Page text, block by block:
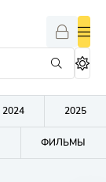
2024 2025
ФИЛЬМЫ